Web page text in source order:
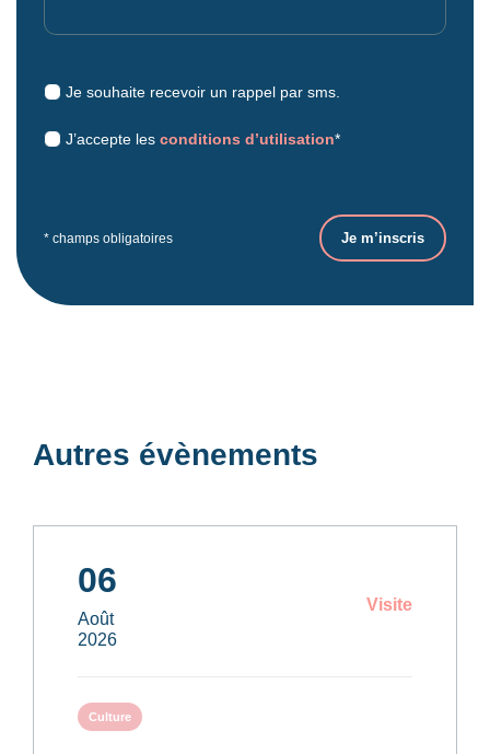
Je souhaite recevoir un rappel par sms.
J’accepte les conditions d’utilisation*
* champs obligatoires
Autres évènements
06
Août
2026
Visite
Culture